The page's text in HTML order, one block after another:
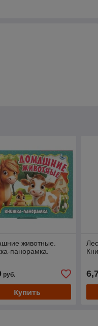
животные.
панорамка.
руб.
Купить